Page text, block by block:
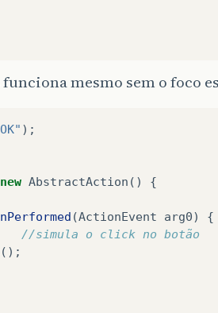
mesmo sem o foco
);
new AbstractAction ()
{
(ActionEvent arg0)
{
//simula o click no botão
();